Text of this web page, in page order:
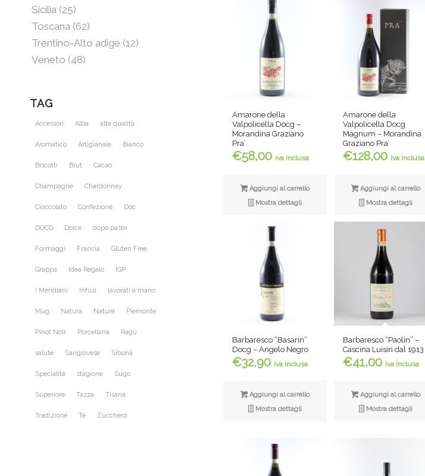
Amarone della
Valpolicella Docg –
Morandina Graziano
Pra’
€58,00 iva inclusa
Aggiungi al carrello
Mostra dettagli
Amarone della
Valpolicella Docg
Magnum – Morandina
Graziano Pra’
€128,00 iva inclusa
Aggiungi al carrello
Mostra dettagli
Barbaresco “Basarin”
Docg – Angelo Negro
€32,90 iva inclusa
Aggiungi al carrello
Mostra dettagli
Barbaresco “Paolin” –
Cascina Luisin dal 1913
€41,00 iva inclusa
Aggiungi al carrello
Mostra dettagli
Sicilia (25)
Toscana (62)
Trentino-Alto adige (12)
Veneto (48)
TAG
Accessori Alba alta qualità
Aromatico Artigianale Bianco
Biscotti Brut Cacao
Champagne Chardonnay
Cioccolato Confezione Doc
DOCG Dolce dopo pasto
Formaggi Francia Gluten Free
Grappa Idea Regalo IGP
I Meridiani Infusi lavorati a mano
Mug Natura Nature Piemonte
Pinot Noir Porcellana Ragù
salute Sangiovese Sibona
Specialità stagione Sugo
Superiore Tazza Tisana
Tradizione Tè Zucchero